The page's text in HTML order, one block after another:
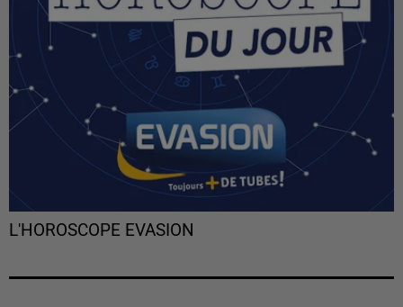
L'HOROSCOPE EVASION